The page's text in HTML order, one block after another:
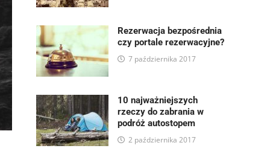
Rezerwacja bezpośrednia
czy portale rezerwacyjne?
7 października 2017
10 najważniejszych
rzeczy do zabrania w
podróż autostopem
2 października 2017